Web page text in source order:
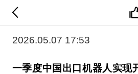
2026.05.07 17:53
一季度中国出口机器人实现